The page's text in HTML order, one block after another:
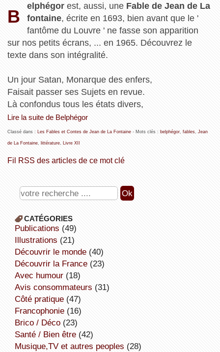
B
elphégor est, aussi, une Fable de Jean de La
fontaine, écrite en 1693, bien avant que le '
fantôme du Louvre ' ne fasse son apparition
sur nos petits écrans, ... en 1965. Découvrez le
texte dans son intégralité.
Un jour Satan, Monarque des enfers,
Faisait passer ses Sujets en revue.
Là confondus tous les états divers,
Lire la suite de Belphégor
Classé dans : Les Fables et Contes de Jean de La Fontaine- Mots clés : belphégor, fables, Jean
de La Fontaine, littérature, Livre XII
Fil RSS des articles de ce mot clé
CATÉGORIES
publications (49)
illustrations (21)
découvrir le monde(40)
découvrir la France(23)
avec humour(18)
avis consommateurs (31)
côté pratique(47)
Francophonie(16)
Brico / Déco(23)
Santé / Bien être(42)
Musique,TV et autres peoples (28)